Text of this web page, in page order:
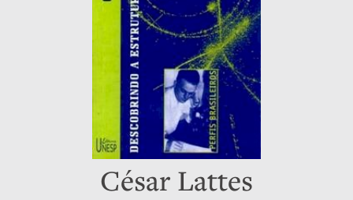
César Lattes